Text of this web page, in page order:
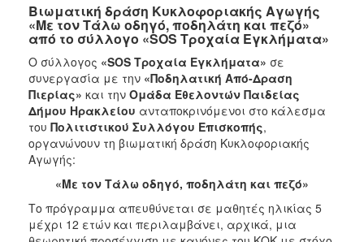
2022
2021
2020
2019
2018
2017
2016
2015
2012
Βιωματική δράση Κυκλοφοριακής Αγωγής
«Με τον Τάλω οδηγό, ποδηλάτη και πεζό»
από το σύλλογο «SOS Τροχαία Εγκλήματα»
Ο σύλλογος «SOS Τροχαία Εγκλήματα» σε
συνεργασία με την «Ποδηλατική Από-Δραση
Πιερίας» και την Ομάδα Εθελοντών Παιδείας
Δήμου Ηρακλείου ανταποκρινόμενοι στο κάλεσμα
του Πολιτιστικού Συλλόγου Επισκοπής,
οργανώνουν τη βιωματική δράση Κυκλοφοριακής
Αγωγής:
«Με τον Τάλω οδηγό, ποδηλάτη και πεζό»
Το πρόγραμμα απευθύνεται σε μαθητές ηλικίας 5
μέχρι 12 ετών και περιλαμβάνει, αρχικά, μια